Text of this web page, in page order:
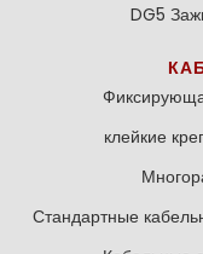
DG5
клейкие
Стандартные